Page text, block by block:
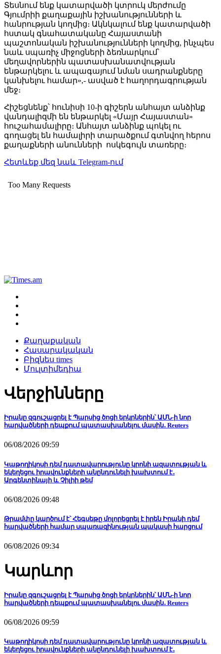
Տեսնում ենք կատարվածի կտրուկ մերժումը
Գյումրիի քաղաքային իշխանությունների և
հանրության կողմից։ Ակնկալում ենք կատարվածի
հստակ գնահատականը Հայաստանի
պաշտոնական իշխանությունների կողմից, ինչպես
նաև սպառիչ միջոցների ձեռնարկում՝
մեղավորներին պատասխանատվության
ենթարկելու և ապագայում նման սադրանքները
կանխելու համար»,- ասված է հաղորդագրության
մեջ։
Հիշեցնենք՝ հունիսի 10-ի գիշերն անհայտ անձինք
վանդալիզմի են ենթարկել «Մայր Հայաստան»
հուշահամալիրը։ Անհայտ անձինք պոկել ու
գողացել են համալիրի տարածքում գտնվող հերոս
քաղաքների անունների ոսկեգույն տառերը։
Հետևեք մեզ նաև Telegram-ում
Քաղաքական
Հասարակական
Բիզնես times
Մուլտիմեդիա
Վերջինները
Իրանը զգուշացրել է Պարսից ծոցի երկրներին՝ ԱՄՆ-ի նոր
հարվածների դեպքում պատասխանելու մասին․ Reuters
06/08/2026 09:59
Կաթողիկոսի դեմ դատավարությունը կրոնի ազատության և
եկեղեցու իրավունքների անընդունելի խախտում է․
Արգենտինայի և Չիլիի թեմ
06/08/2026 09:48
Թրամփը կարծում է՝ Հեգսեթը մոլորեցրել է իրեն Իրանի դեմ
հարվածների համար սպառազինության պակասի հարցում
06/08/2026 09:34
Կարևոր
Իրանը զգուշացրել է Պարսից ծոցի երկրներին՝ ԱՄՆ-ի նոր
հարվածների դեպքում պատասխանելու մասին․ Reuters
06/08/2026 09:59
Կաթողիկոսի դեմ դատավարությունը կրոնի ազատության և
եկեղեցու իրավունքների անընդունելի խախտում է․